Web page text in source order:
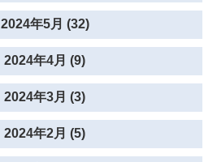
2024年5月 (32)
2024年4月 (9)
2024年3月 (3)
2024年2月 (5)